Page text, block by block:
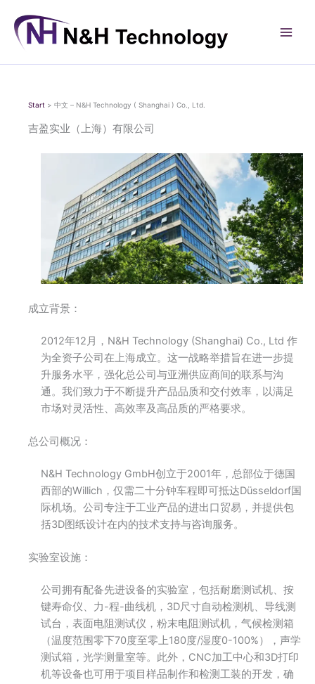
Inhalt
springen
Start 中文 – N&H Technology ( Shanghai ) Co., Ltd.
吉盈实业（上海）有限公司
成立背景：
2012年12月，N&H Technology (Shanghai) Co., Ltd 作
为全资子公司在上海成立。这一战略举措旨在进一步提
升服务水平，强化总公司与亚洲供应商间的联系与沟
通。我们致力于不断提升产品品质和交付效率，以满足
市场对灵活性、高效率及高品质的严格要求。
总公司概况：
N&H Technology GmbH创立于2001年，总部位于德国
西部的Willich，仅需二十分钟车程即可抵达Düsseldorf国
际机场。公司专注于工业产品的进出口贸易，并提供包
括3D图纸设计在内的技术支持与咨询服务。
实验室设施：
公司拥有配备先进设备的实验室，包括耐磨测试机、按
键寿命仪、力-程-曲线机，3D尺寸自动检测机、导线测
试台，表面电阻测试仪，粉末电阻测试机，气候检测箱
（温度范围零下70度至零上180度/湿度0-100%），声学
测试箱，光学测量室等。此外，CNC加工中心和3D打印
机等设备也可用于项目样品制作和检测工装的开发，确